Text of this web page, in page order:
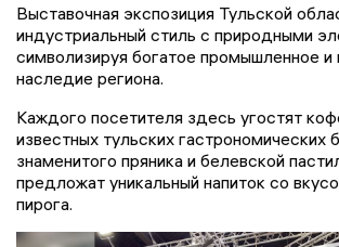
Выставочная экспозиция Тульской
индустриальный стиль с природными
символизируя богатое промышленное и
наследие региона.
Каждого посетителя здесь угостят
известных тульских
знаменитого пряника и белевской
предложат уникальный напиток со
пирога.